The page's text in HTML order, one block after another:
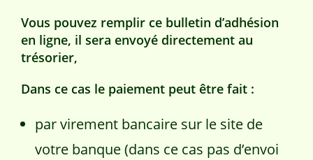
Vous pouvez remplir ce bulletin d’adhésion
en ligne, il sera envoyé directement au
trésorier,
Dans ce cas le paiement peut être fait :
par virement bancaire sur le site de
votre banque (dans ce cas pas d’envoi